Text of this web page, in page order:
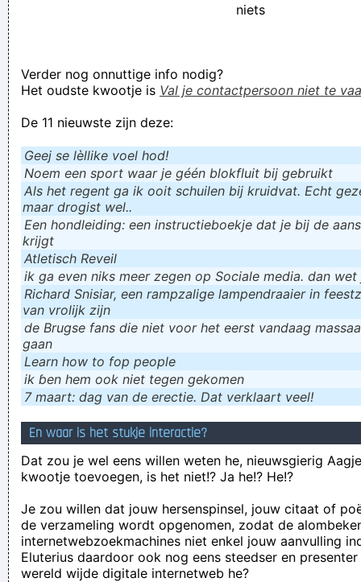
niets
Verder nog onnuttige info nodig?
Het oudste kwootje is Val je contactpersoon niet te
De 11 nieuwste zijn deze:
Geej se lèllike voel hod!
Noem een sport waar je géén blokfluit bij gebruikt
Als het regent ga ik ooit schuilen bij kruidvat. Echt
maar drogist wel..
Een hondleiding: een instructieboekje dat je bij de
krijgt
Atletisch Reveil
ik ga even niks meer zegen op Sociale media. dan
Richard Snisiar, een rampzalige lampendraaier in
van vrolijk zijn
de Brugse fans die niet voor het eerst vandaag
gaan
Learn how to fop people
ik ɓen hem ook niet tegen gekomen
7 maart: dag van de erectie. Dat verklaart veel!
En waar is het stukje interactie?
Dat zou je wel eens willen weten he, nieuwsgierig
kwootje toevoegen, is het niet!? Ja he!? He!?
Je zou willen dat jouw hersenspinsel, jouw citaat of
de verzameling wordt opgenomen, zodat de
internetwebzoekmachines niet enkel jouw aanvulling
Eluterius daardoor ook nog eens steedser en
wereld wijde digitale internetweb he?